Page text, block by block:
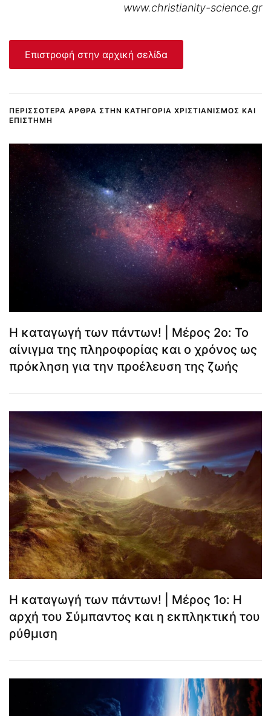
www.christianity-science.gr
Επιστροφή στην αρχική σελίδα
ΠΕΡΙΣΣΌΤΕΡΑ ΆΡΘΡΑ ΣΤΗΝ ΚΑΤΗΓΟΡΊΑ ΧΡΙΣΤΙΑΝΙΣΜΌΣ ΚΑΙ
ΕΠΙΣΤΉΜΗ
Η καταγωγή των πάντων! | Μέρος 2ο: Το
αίνιγμα της πληροφορίας και ο χρόνος ως
πρόκληση για την προέλευση της ζωής
Η καταγωγή των πάντων! | Μέρος 1ο: Η
αρχή του Σύμπαντος και η εκπληκτική του
ρύθμιση